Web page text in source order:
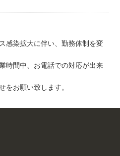
感染拡大に伴い、勤務体制を変
時間中、お電話での対応が出来
をお願い致します。